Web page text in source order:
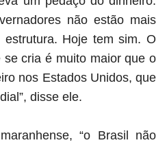
não estão mais
Hoje tem sim. O
cria é muito maior que o
nos Estados Unidos, que
disse ele.
“o Brasil não